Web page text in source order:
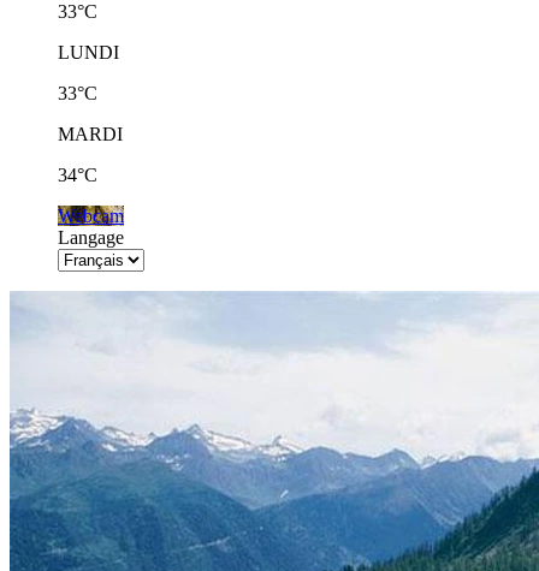
33°C
LUNDI
33°C
MARDI
34°C
Webcam
Langage